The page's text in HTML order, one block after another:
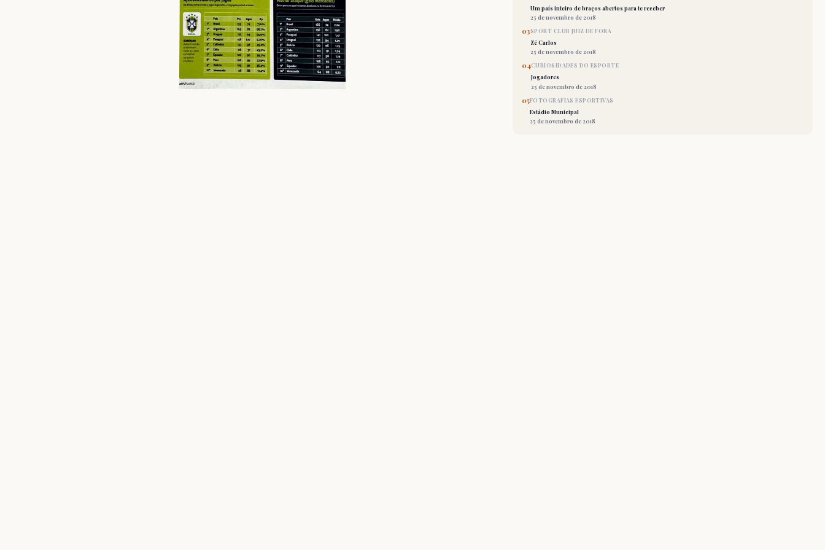
Um país inteiro de braços abertos para te receber
25 de novembro de 2018
03SPORT CLUB JUIZ DE FORA
Zé Carlos
25 de novembro de 2018
04CURIOSIDADES DO ESPORTE
Jogadores
25 de novembro de 2018
05FOTOGRAFIAS ESPORTIVAS
Estádio Municipal
25 de novembro de 2018